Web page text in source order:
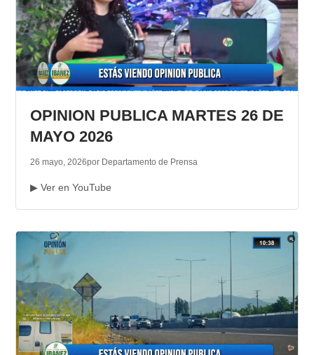
OPINION PUBLICA MARTES 26 DE
MAYO 2026
26 mayo, 2026por Departamento de Prensa
▶ Ver en YouTube